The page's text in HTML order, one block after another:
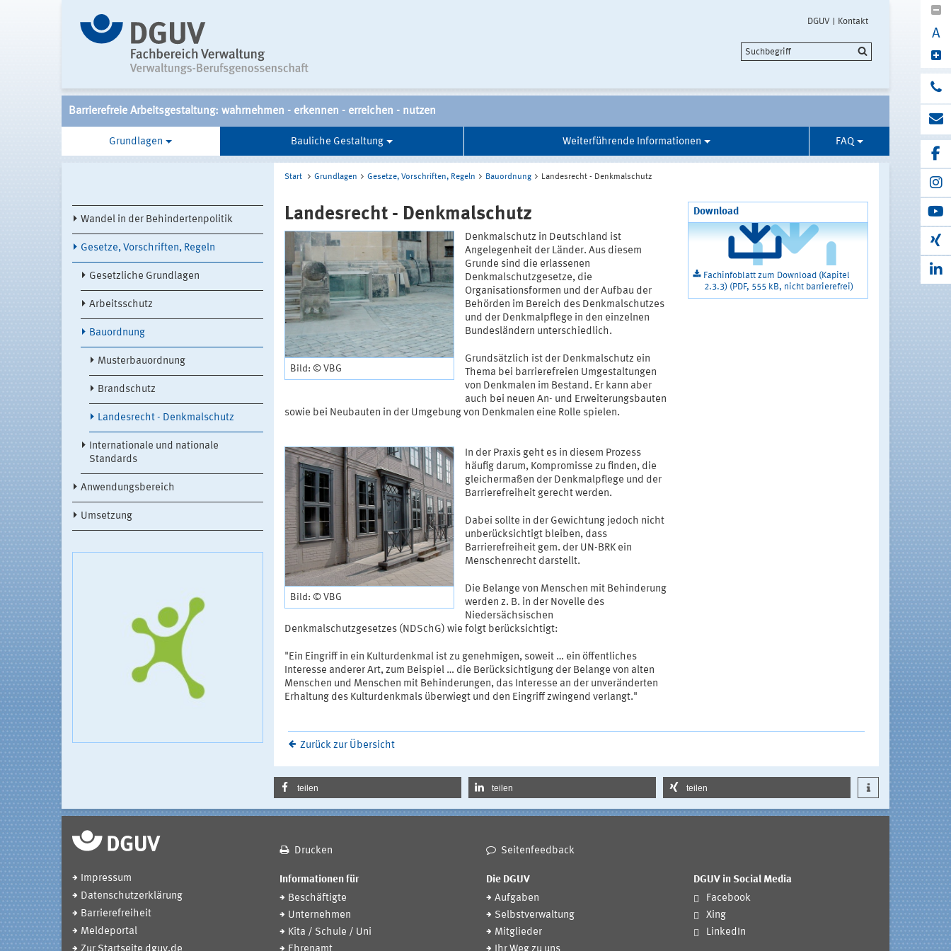
DGUV Kontakt
A
Barrierefreie Arbeitsgestaltung: wahrnehmen - erkennen - erreichen - nutzen
Grundlagen Bauliche Gestaltung Weiterführende Informationen FAQ
Wandel in der Behindertenpolitik
Gesetze, Vorschriften, Regeln
Gesetzliche Grundlagen
Arbeitsschutz
Bauordnung
Musterbauordnung
Brandschutz
Landesrecht - Denkmalschutz
Internationale und nationale
Standards
Anwendungsbereich
Umsetzung
Start Grundlagen Gesetze, Vorschriften, Regeln Bauordnung Landesrecht - Denkmalschutz
Landesrecht - Denkmalschutz
Bild: © VBG
Denkmalschutz in Deutschland ist
Angelegenheit der Länder. Aus diesem
Grunde sind die erlassenen
Denkmalschutzgesetze, die
Organisationsformen und der Aufbau der
Behörden im Bereich des Denkmalschutzes
und der Denkmalpflege in den einzelnen
Bundesländern unterschiedlich.
Grundsätzlich ist der Denkmalschutz ein
Thema bei barrierefreien Umgestaltungen
von Denkmalen im Bestand. Er kann aber
auch bei neuen An- und Erweiterungsbauten
sowie bei Neubauten in der Umgebung von Denkmalen eine Rolle spielen.
Bild: © VBG
In der Praxis geht es in diesem Prozess
häufig darum, Kompromisse zu finden, die
gleichermaßen der Denkmalpflege und der
Barrierefreiheit gerecht werden.
Dabei sollte in der Gewichtung jedoch nicht
unberücksichtigt bleiben, dass
Barrierefreiheit gem. der UN-BRK ein
Menschenrecht darstellt.
Die Belange von Menschen mit Behinderung
werden z. B. in der Novelle des
Niedersächsischen
Denkmalschutzgesetzes (NDSchG) wie folgt berücksichtigt:
"Ein Eingriff in ein Kulturdenkmal ist zu genehmigen, soweit … ein öffentliches
Interesse anderer Art, zum Beispiel … die Berücksichtigung der Belange von alten
Menschen und Menschen mit Behinderungen, das Interesse an der unveränderten
Erhaltung des Kulturdenkmals überwiegt und den Eingriff zwingend verlangt."
Download
Fachinfoblatt zum Download (Kapitel
2.3.3) (PDF, 555 kB, nicht barrierefrei)
Zurück zur Übersicht
teilen teilen teilen
Drucken Seitenfeedback
Impressum
Datenschutzerklärung
Barrierefreiheit
Meldeportal
Informationen für
Beschäftigte
Unternehmen
Kita / Schule / Uni
Die DGUV
Aufgaben
Selbstverwaltung
Mitglieder
DGUV in Social Media
Facebook
Xing
LinkedIn